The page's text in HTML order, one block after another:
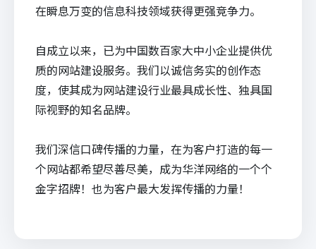
在瞬息万变的信息科技领域获得更强竞争力。
自成立以来，已为中国数百家大中小企业提供优
质的网站建设服务。我们以诚信务实的创作态
度，使其成为网站建设行业最具成长性、独具国
际视野的知名品牌。
我们深信口碑传播的力量，在为客户打造的每一
个网站都希望尽善尽美，成为华洋网络的一个个
金字招牌！也为客户最大发挥传播的力量！